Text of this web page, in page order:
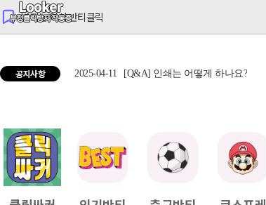
반티는 역시 반티클릭
공지사항 2025-04-11 [Q&A] 인쇄는 어떻게 하나요?